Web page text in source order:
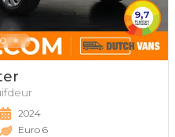
2024
Euro 6